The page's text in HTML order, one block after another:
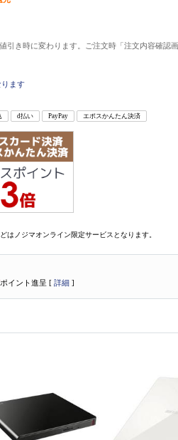
引き時に変わります。ご注文時「注文内容確認
ます
d払い PayPay エポスかんたん決済
はノジマオンライン限定サービスとなります。
ポイント進呈 [ 詳細 ]